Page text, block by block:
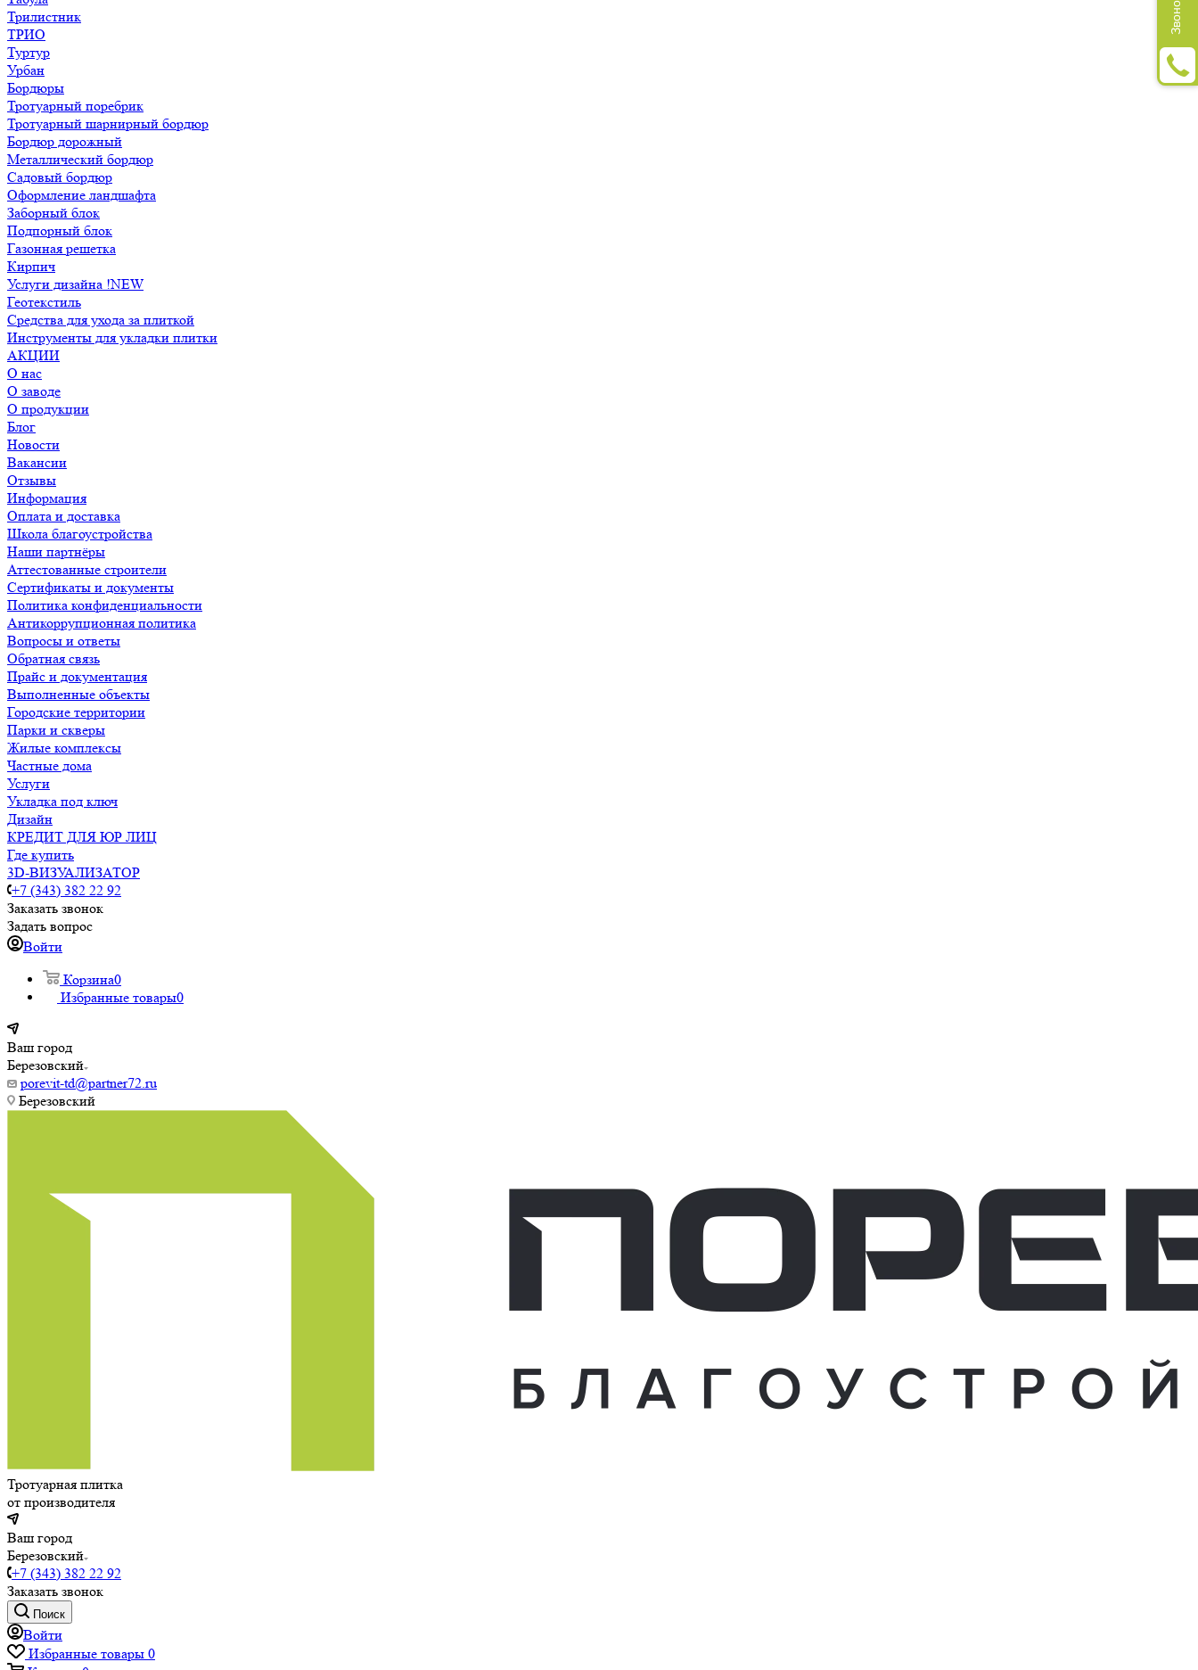
Трилистник
ТРИО
Туртур
Урбан
Бордюры
Тротуарный поребрик
Тротуарный шарнирный бордюр
Бордюр дорожный
Металлический бордюр
Садовый бордюр
Оформление ландшафта
Заборный блок
Подпорный блок
Газонная решетка
Кирпич
Услуги дизайна !NEW
Геотекстиль
Средства для ухода за плиткой
Инструменты для укладки плитки
АКЦИИ
О нас
О заводе
О продукции
Блог
Новости
Вакансии
Отзывы
Информация
Оплата и доставка
Школа благоустройства
Наши партнёры
Аттестованные строители
Сертификаты и документы
Политика конфиденциальности
Антикоррупционная политика
Вопросы и ответы
Обратная связь
Прайс и документация
Выполненные объекты
Городские территории
Парки и скверы
Жилые комплексы
Частные дома
Услуги
Укладка под ключ
Дизайн
КРЕДИТ ДЛЯ ЮР ЛИЦ
Где купить
3D-ВИЗУАЛИЗАТОР
+7 (343) 382 22 92
Заказать звонок
Задать вопрос
Войти
Корзина0
Избранные товары0
Ваш город
Березовский
porevit-td@partner72.ru
Березовский
Тротуарная плитка
от производителя
Ваш город
Березовский
+7 (343) 382 22 92
Заказать звонок
Поиск
Войти
Избранные товары 0